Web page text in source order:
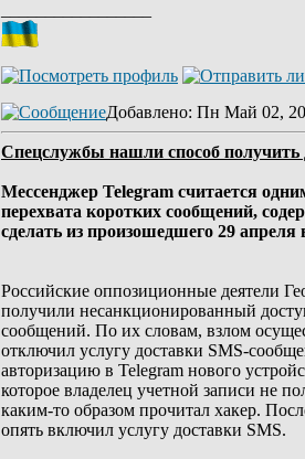
Добавлено: Пн Май 02,
Спецслужбы нашли способ получить
Мессенджер Telegram считается
перехвата коротких сообщений,
сделать из произошедшего 29
Российские оппозиционные деятели
получили несанкционированный
сообщений. По их словам, взлом
отключил услугу доставки SMS-
авторизацию в Telegram нового
которое владелец учетной записи не
каким-то образом прочитал хакер.
опять включил услугу доставки SMS.